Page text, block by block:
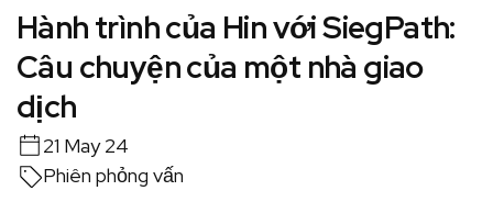
Hành trình của Hin với SiegPath:
Câu chuyện của một nhà giao
dịch
21 May 24
Phiên phỏng vấn